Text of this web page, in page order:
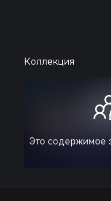
Коллекция
Это содержимое